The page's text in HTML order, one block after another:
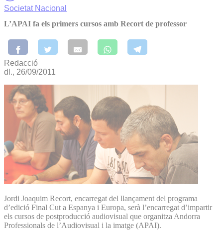
Societat Nacional
L’APAI fa els primers cursos amb Recort de professor
Redacció
dl., 26/09/2011
Jordi Joaquim Recort, encarregat del llançament del programa
d’edició Final Cut a Espanya i Europa, serà l’encarregat d’impartir
els cursos de postproducció audiovisual que organitza Andorra
Professionals de l’Audiovisual i la imatge (APAI).